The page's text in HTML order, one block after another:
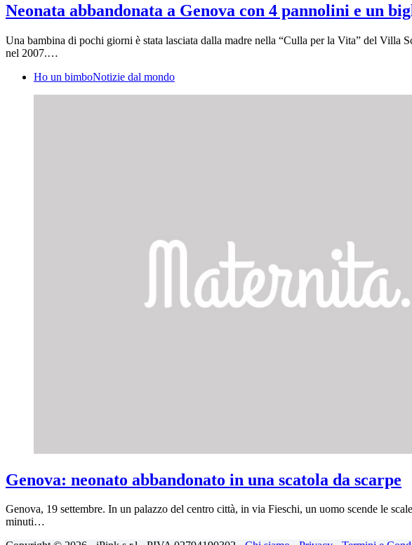
Neonata abbandonata a Genova con 4 pannolini e un
Una bambina di pochi giorni è stata lasciata dalla madre nella “Culla per la Vita” del Villa
nel 2007.…
Ho un bimboNotizie dal mondo
Genova: neonato abbandonato in una scatola da scarpe
Genova, 19 settembre. In un palazzo del centro città, in via Fieschi, un uomo scende le
minuti…